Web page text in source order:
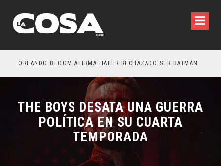
ORLANDO BLOOM AFIRMA HABER RECHAZADO SER BATMAN
THE BOYS DESATA UNA GUERRA
POLÍTICA EN SU CUARTA
TEMPORADA